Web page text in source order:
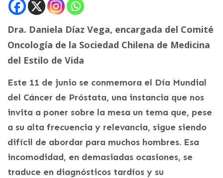
Dra. Daniela Díaz Vega, encargada del Comité
Oncología de la Sociedad Chilena de Medicina
del Estilo de Vida
Este 11 de junio se conmemora el Día Mundial
del Cáncer de Próstata, una instancia que nos
invita a poner sobre la mesa un tema que, pese
a su alta frecuencia y relevancia, sigue siendo
difícil de abordar para muchos hombres. Esa
incomodidad, en demasiadas ocasiones, se
traduce en diagnósticos tardíos y su